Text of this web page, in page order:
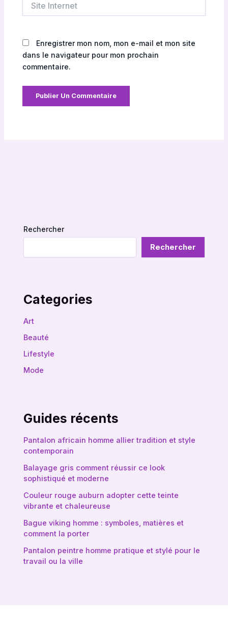
Internet
Enregistrer mon nom, mon e-mail et mon site
dans le navigateur pour mon prochain
commentaire.
Rechercher
Rechercher
Categories
Art
Beauté
Lifestyle
Mode
Guides récents
Pantalon africain homme allier tradition et style
contemporain
Balayage gris comment réussir ce look
sophistiqué et moderne
Couleur rouge auburn adopter cette teinte
vibrante et chaleureuse
Bague viking homme : symboles, matières et
comment la porter
Pantalon peintre homme pratique et stylé pour le
travail ou la ville